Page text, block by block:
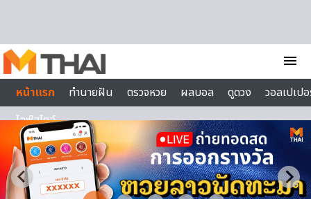
menu
หน้าแรก
ทำนายฝัน ตรวจหวย ผลบอล ดูดวง
วอลเปเป
ไลฟ์สไตล์